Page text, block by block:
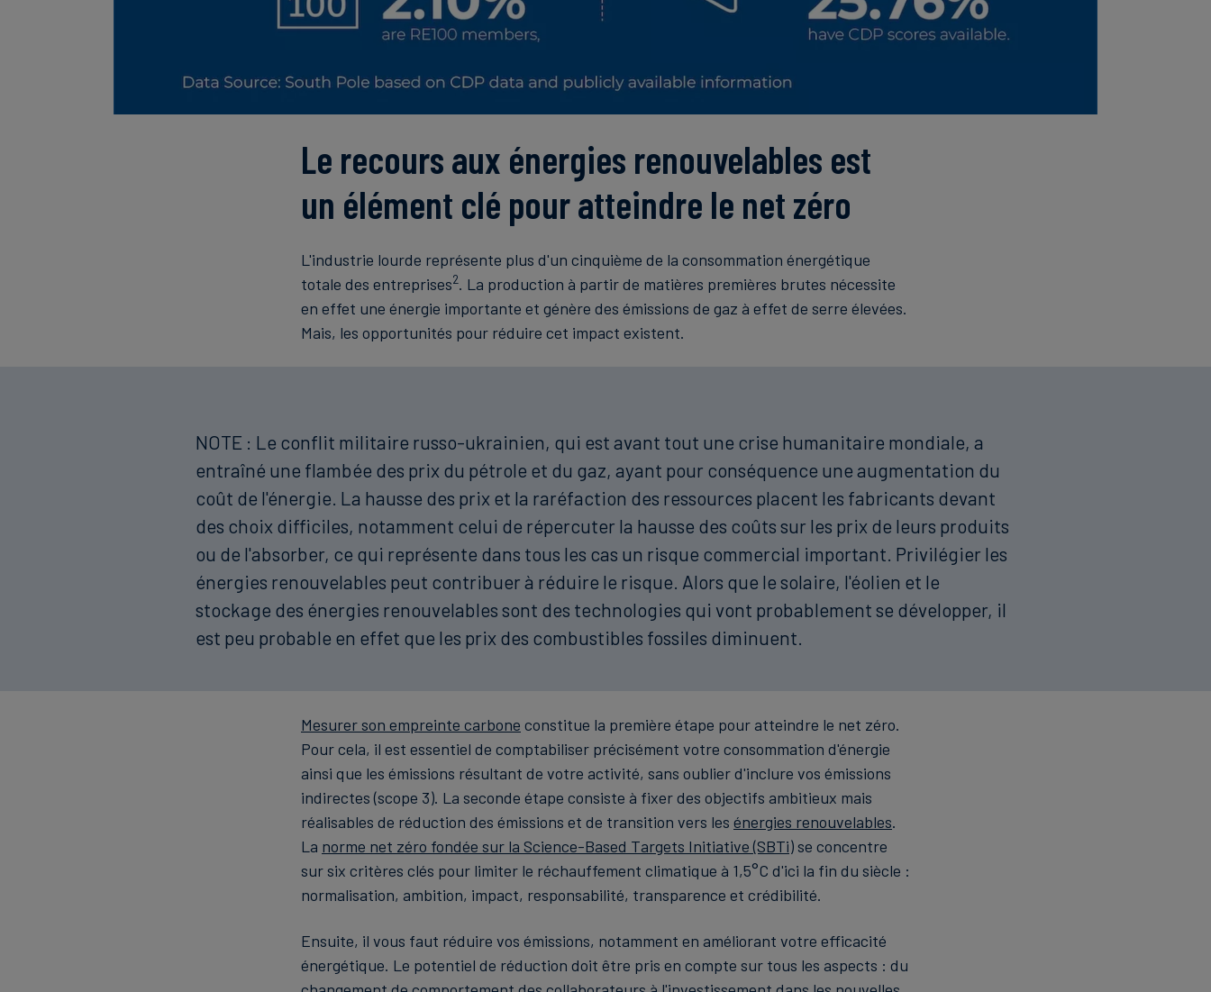
Le recours aux énergies renouvelables est
un élément clé pour atteindre le net zéro
L'industrie lourde représente plus d'un cinquième de la consommation énergétique
totale des entreprises2. La production à partir de matières premières brutes nécessite
en effet une énergie importante et génère des émissions de gaz à effet de serre élevées.
Mais, les opportunités pour réduire cet impact existent.
NOTE : Le conflit militaire russo-ukrainien, qui est avant tout une crise humanitaire mondiale, a
entraîné une flambée des prix du pétrole et du gaz, ayant pour conséquence une augmentation du
coût de l'énergie. La hausse des prix et la raréfaction des ressources placent les fabricants devant
des choix difficiles, notamment celui de répercuter la hausse des coûts sur les prix de leurs produits
ou de l'absorber, ce qui représente dans tous les cas un risque commercial important. Privilégier les
énergies renouvelables peut contribuer à réduire le risque. Alors que le solaire, l'éolien et le
stockage des énergies renouvelables sont des technologies qui vont probablement se développer, il
est peu probable en effet que les prix des combustibles fossiles diminuent.
Mesurer son empreinte carbone constitue la première étape pour atteindre le net zéro.
Pour cela, il est essentiel de comptabiliser précisément votre consommation d'énergie
ainsi que les émissions résultant de votre activité, sans oublier d'inclure vos émissions
indirectes (scope 3). La seconde étape consiste à fixer des objectifs ambitieux mais
réalisables de réduction des émissions et de transition vers les énergies renouvelables.
La norme net zéro fondée sur la Science-Based Targets Initiative (SBTi)se concentre
sur six critères clés pour limiter le réchauffement climatique à 1,5°C d'ici la fin du siècle :
normalisation, ambition, impact, responsabilité, transparence et crédibilité.
Ensuite, il vous faut réduire vos émissions, notamment en améliorant votre efficacité
énergétique. Le potentiel de réduction doit être pris en compte sur tous les aspects : du